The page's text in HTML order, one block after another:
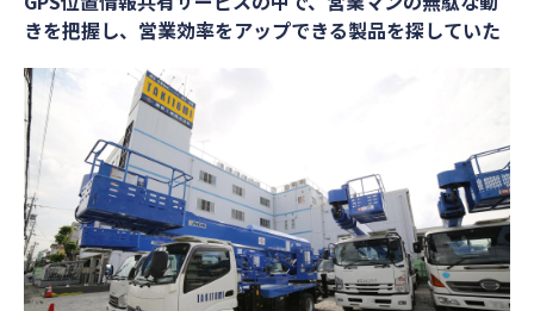
きを把握し、営業効率をアップできる製品を探していた